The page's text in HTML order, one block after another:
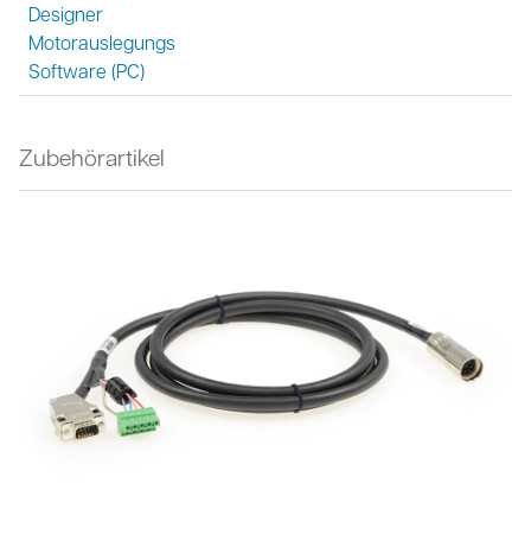
Designer
Motorauslegungs
Software (PC)
Zubehörartikel